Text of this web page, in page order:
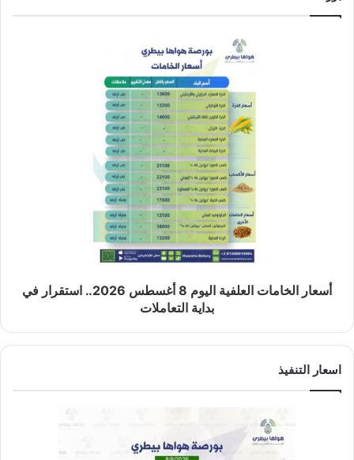
أسعار الخامات العلفية اليوم 8 أغسطس 2026.. استقرار في
بداية التعاملات
اسعار التنفيذ